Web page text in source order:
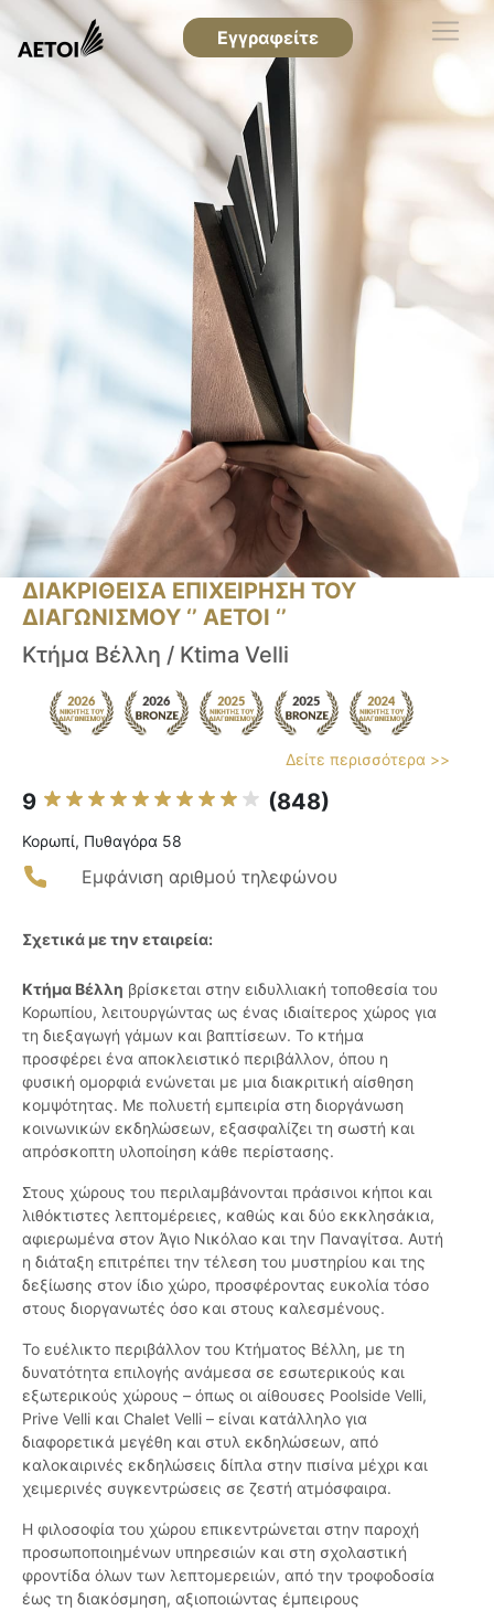
Εγγραφείτε
ΔΙΑΚΡΙΘΕΙΣΑ ΕΠΙΧΕΙΡΗΣΗ ΤΟΥ
ΔΙΑΓΩΝΙΣΜΟΥ ‘’ ΑΕΤΟΙ ‘’
Κτήμα Βέλλη / Ktima Velli
Δείτε περισσότερα >>
9 (848)
Κορωπί, Πυθαγόρα 58
Εμφάνιση αριθμού τηλεφώνου
Σχετικά με την εταιρεία:
Κτήμα Βέλλη βρίσκεται στην ειδυλλιακή τοποθεσία του
Κορωπίου, λειτουργώντας ως ένας ιδιαίτερος χώρος για
τη διεξαγωγή γάμων και βαπτίσεων. Το κτήμα
προσφέρει ένα αποκλειστικό περιβάλλον, όπου η
φυσική ομορφιά ενώνεται με μια διακριτική αίσθηση
κομψότητας. Με πολυετή εμπειρία στη διοργάνωση
κοινωνικών εκδηλώσεων, εξασφαλίζει τη σωστή και
απρόσκοπτη υλοποίηση κάθε περίστασης.
Στους χώρους του περιλαμβάνονται πράσινοι κήποι και
λιθόκτιστες λεπτομέρειες, καθώς και δύο εκκλησάκια,
αφιερωμένα στον Άγιο Νικόλαο και την Παναγίτσα. Αυτή
η διάταξη επιτρέπει την τέλεση του μυστηρίου και της
δεξίωσης στον ίδιο χώρο, προσφέροντας ευκολία τόσο
στους διοργανωτές όσο και στους καλεσμένους.
Το ευέλικτο περιβάλλον του Κτήματος Βέλλη, με τη
δυνατότητα επιλογής ανάμεσα σε εσωτερικούς και
εξωτερικούς χώρους – όπως οι αίθουσες Poolside Velli,
Prive Velli και Chalet Velli – είναι κατάλληλο για
διαφορετικά μεγέθη και στυλ εκδηλώσεων, από
καλοκαιρινές εκδηλώσεις δίπλα στην πισίνα μέχρι και
χειμερινές συγκεντρώσεις σε ζεστή ατμόσφαιρα.
Η φιλοσοφία του χώρου επικεντρώνεται στην παροχή
προσωποποιημένων υπηρεσιών και στη σχολαστική
φροντίδα όλων των λεπτομερειών, από την τροφοδοσία
έως τη διακόσμηση, αξιοποιώντας έμπειρους